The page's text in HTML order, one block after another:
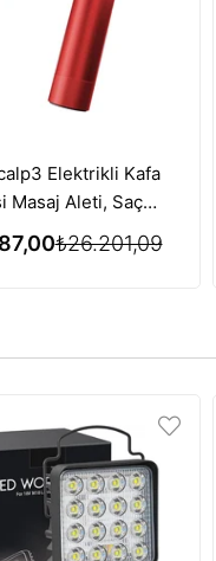
Elektrikli Kafa
Masaj Aleti, Saç
için Kırmızı Işık
Özelliği - Kırmızı
₺26.201,09